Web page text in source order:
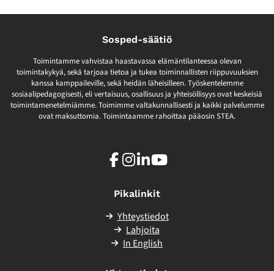
Sosped-säätiö
Toimintamme vahvistaa haastavassa elämäntilanteessa olevan
toimintakykyä, sekä tarjoaa tietoa ja tukea toiminnallisten riippuvuuksien
kanssa kamppaileville, sekä heidän läheisilleen. Työskentelemme
sosiaalipedagogisesti, eli vertaisuus, osallisuus ja yhteisöllisyys ovat keskeisiä
toimintamenetelmiämme. Toimimme valtakunnallisesti ja kaikki palvelumme
ovat maksuttomia. Toimintaamme rahoittaa pääosin STEA.
Facebook
Instagram
LinkedInYoutube
Pikalinkit
Yhteystiedot
Lahjoita
In English